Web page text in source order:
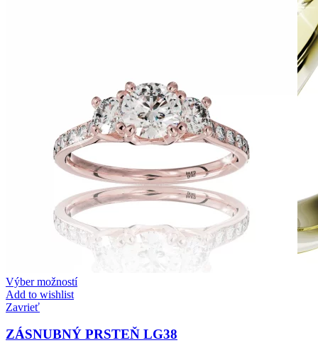
Výber možností
Add to wishlist
Zavrieť
ZÁSNUBNÝ PRSTEŇ LG38